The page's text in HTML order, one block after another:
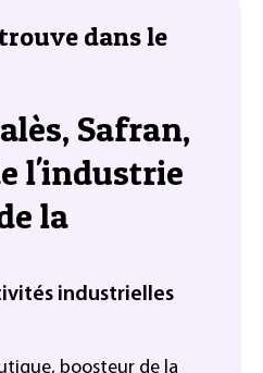
dans le
Safran,
l'industrie
la
industrielles
boosteur de la